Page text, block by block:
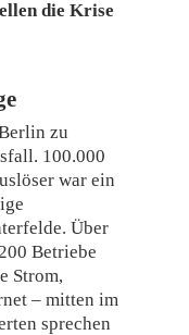
die Krise
zu
100.000
war ein
Über
Betriebe
Strom,
– mitten im
sprechen